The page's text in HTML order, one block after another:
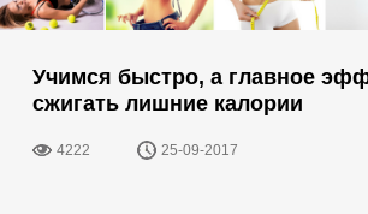
Учимся быстро, а главное
сжигать лишние калории
4222 25-09-2017